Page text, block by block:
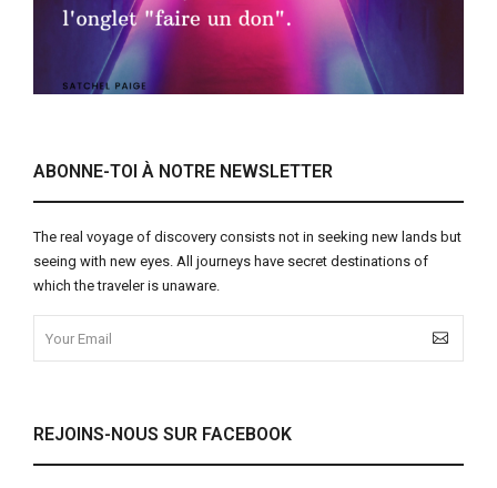
ABONNE-TOI À NOTRE NEWSLETTER
The real voyage of discovery consists not in seeking new lands but
seeing with new eyes. All journeys have secret destinations of
which the traveler is unaware.
REJOINS-NOUS SUR FACEBOOK